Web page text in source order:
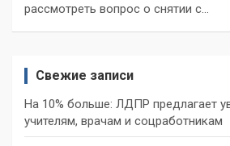
рассмотреть вопрос о снятии с…
Свежие записи
На 10% больше: ЛДПР предлагает
учителям, врачам и соцработникам